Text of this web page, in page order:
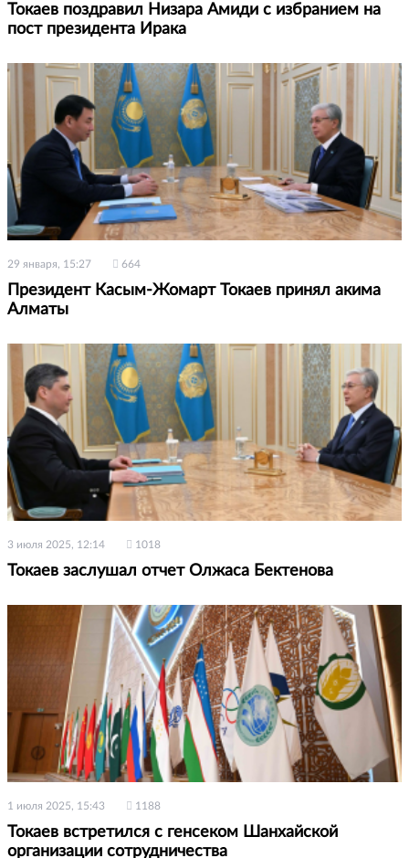
Токаев поздравил Низара Амиди с избранием на
пост президента Ирака
29 января, 15:27 664
Президент Касым-Жомарт Токаев принял акима
Алматы
3 июля 2025, 12:14 1018
Токаев заслушал отчет Олжаса Бектенова
1 июля 2025, 15:43 1188
Токаев встретился с генсеком Шанхайской
организации сотрудничества